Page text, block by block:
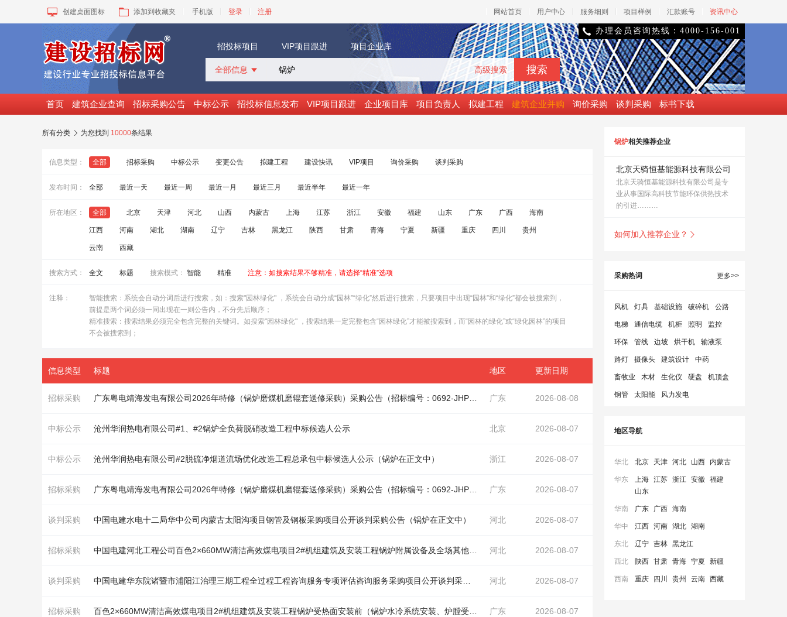
创建桌面图标 添加到收藏夹 手机版 登录 注册 网站首页 用户中心 服务细则 项目样例 汇款账号 资讯中心
招投标项目 VIP项目跟进 项目企业库
全部信息 
招标采购
中标公示
询价采购
高级搜索
 办理会员咨询热线：4000-156-001
首页 建筑企业查询 招标采购公告 中标公示 招投标信息发布 VIP项目跟进 企业项目库 项目负责人 拟建工程 建筑企业并购 询价采购 谈判采购 标书下载
所有分类  为您找到 10000条结果
信息类型： 全部 招标采购 中标公示 变更公告 拟建工程 建设快讯 VIP项目 询价采购 谈判采购
发布时间： 全部 最近一天 最近一周 最近一月 最近三月 最近半年 最近一年
所在地区： 全部 北京 天津 河北 山西 内蒙古 上海 江苏 浙江 安徽 福建 山东 广东 广西 海南
江西 河南 湖北 湖南 辽宁 吉林 黑龙江 陕西 甘肃 青海 宁夏 新疆 重庆 四川 贵州
云南 西藏
搜索方式： 全文 标题 搜索模式： 智能 精准 注意：如搜索结果不够精准，请选择“精准”选项
注释：
智能搜索：系统会自动分词后进行搜索，如：搜索"园林绿化" ，系统会自动分成“园林”“绿化”然后进行搜索，只要项目中出现“园林”和“绿化”都会被搜索到，
前提是两个词必须一同出现在一则公告内，不分先后顺序；
精准搜索：搜索结果必须完全包含完整的关键词。如搜索"园林绿化" ，搜索结果一定完整包含“园林绿化”才能被搜索到，而“园林的绿化”或“绿化园林”的项目
不会被搜索到；
信息类型 标题 地区 更新日期
招标采购 广东粤电靖海发电有限公司2026年特修（锅炉磨煤机磨辊套送修采购）采购公告（招标编号：0692-JHPT260225） 广东 2026-08-08
中标公示 沧州华润热电有限公司#1、#2锅炉全负荷脱硝改造工程中标候选人公示 北京 2026-08-07
中标公示 沧州华润热电有限公司#2脱硫净烟道流场优化改造工程总承包中标候选人公示（锅炉在正文中） 浙江 2026-08-07
招标采购 广东粤电靖海发电有限公司2026年特修（锅炉磨煤机磨辊套送修采购）采购公告（招标编号：0692-JHPT260225） 广东 2026-08-07
谈判采购 中国电建水电十二局华中公司内蒙古太阳沟项目钢管及钢板采购项目公开谈判采购公告（锅炉在正文中） 河北 2026-08-07
招标采购 中国电建河北工程公司百色2×660MW清洁高效煤电项目2#机组建筑及安装工程锅炉附属设备及全场其他附属设备安装工程 河北 2026-08-07
谈判采购 中国电建华东院诸暨市浦阳江治理三期工程全过程工程咨询服务专项评估咨询服务采购项目公开谈判采购公告（ 锅炉 在正文中）
河北 2026-08-07
招标采购 百色2×660MW清洁高效煤电项目2#机组建筑及安装工程锅炉受热面安装前（锅炉水冷系统安装、炉膛受热面及前顶棚安装、燃烧器安装及启动系统安装、 广东 2026-08-07
锅炉相关推荐企业
北京天骑恒基能源科技有限公司
北京天骑恒基能源科技有限公司是专
业从事国际高科技节能环保供热技术
的引进………
如何加入推荐企业？ 
采购热词 更多>>
风机 灯具 基础设施 破碎机 公路
电梯 通信电缆 机柜 照明 监控
环保 管线 边坡 烘干机 输液泵
路灯 摄像头 建筑设计 中药
畜牧业 木材 生化仪 硬盘 机顶盒
钢管 太阳能 风力发电
地区导航
华北 北京 天津 河北 山西 内蒙古
华东 上海 江苏 浙江 安徽 福建
山东
华南 广东 广西 海南
华中 江西 河南 湖北 湖南
东北 辽宁 吉林 黑龙江
西北 陕西 甘肃 青海 宁夏 新疆
西南 重庆 四川 贵州 云南 西藏